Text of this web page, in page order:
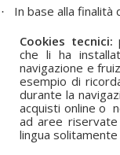
·
In base alla finalità
Cookies tecnici:
che li ha
navigazione e
esempio di
durante la
acquisti online o
ad aree riservate
lingua